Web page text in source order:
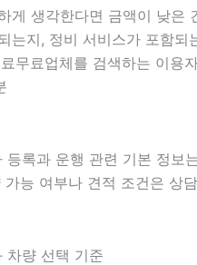
게 생각한다면 금액이 낮
는지, 정비 서비스가 포함
무료업체를 검색하는 이용
등록과 운행 관련 기본 정보
능 여부나 견적 조건은
차량 선택 기준